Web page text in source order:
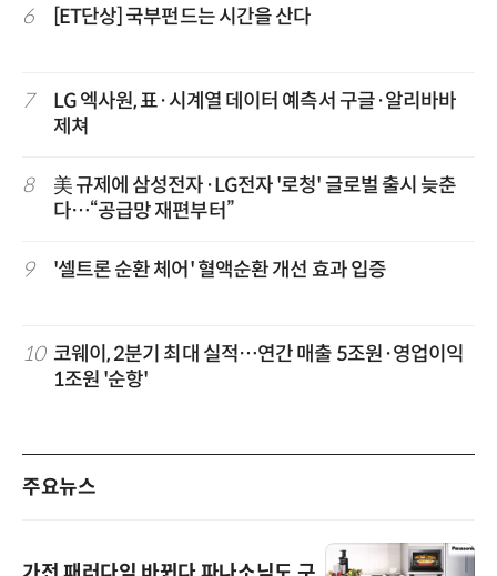
6 [ET단상] 국부펀드는 시간을 산다
7
LG 엑사원, 표·시계열 데이터 예측서 구글·알리바바
제쳐
8
美 규제에 삼성전자·LG전자 '로청' 글로벌 출시 늦춘
다…“공급망 재편부터”
9 '셀트론 순환 체어' 혈액순환 개선 효과 입증
10 코웨이, 2분기 최대 실적…연간 매출 5조원·영업이익
1조원 '순항'
주요뉴스